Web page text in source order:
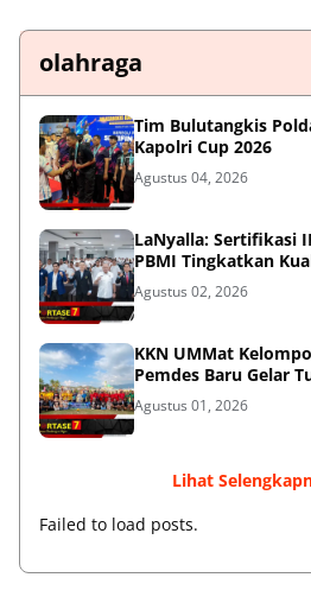
olahraga
Tim Bulutangkis
Kapolri Cup 2026
Agustus 04, 2026
LaNyalla: Sertifikasi
PBMI Tingkatkan
Agustus 02, 2026
KKN UMMat
Pemdes Baru Gelar
Agustus 01, 2026
Lihat
Failed to load posts.